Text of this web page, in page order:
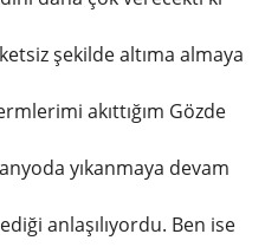
şekilde altıma almaya
akıttığım Gözde
yıkanmaya devam
anlaşılıyordu. Ben ise